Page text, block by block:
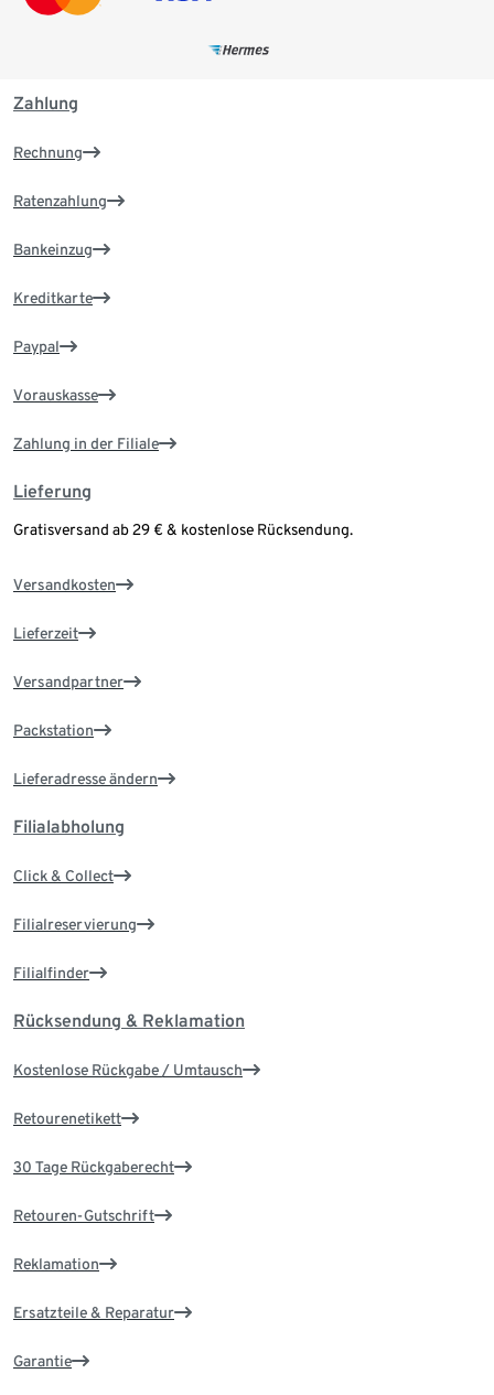
Zahlung
Rechnung
Ratenzahlung
Bankeinzug
Kreditkarte
Paypal
Vorauskasse
Zahlung in der Filiale
Lieferung
Gratisversand ab 29 € & kostenlose Rücksendung.
Versandkosten
Lieferzeit
Versandpartner
Packstation
Lieferadresse ändern
Filialabholung
Click & Collect
Filialreservierung
Filialfinder
Rücksendung & Reklamation
Kostenlose Rückgabe / Umtausch
Retourenetikett
30 Tage Rückgaberecht
Retouren-Gutschrift
Reklamation
Ersatzteile & Reparatur
Garantie